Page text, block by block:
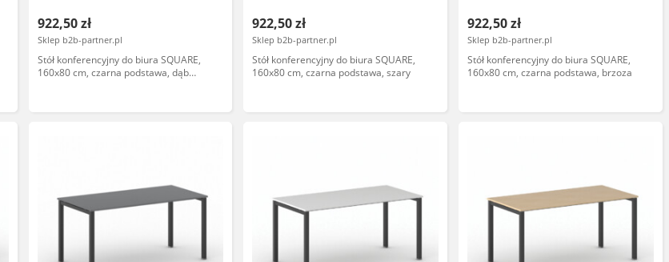
922,50 zł
Sklep b2b-partner.pl
Stół konferencyjny do biura SQUARE,
160x80 cm, czarna podstawa, dąb
922,50 zł
Sklep b2b-partner.pl
Stół konferencyjny do biura SQUARE,
160x80 cm, czarna podstawa, szary
922,50 zł
Sklep b2b-partner.pl
Stół konferencyjny do biura SQUARE,
160x80 cm, czarna podstawa, brzoza